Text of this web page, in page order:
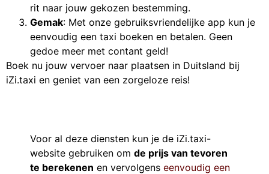
rit naar jouw gekozen bestemming.
Gemak: Met onze gebruiksvriendelijke app kun je
eenvoudig een taxi boeken en betalen. Geen
gedoe meer met contant geld!
Boek nu jouw vervoer naar plaatsen in Duitsland bij
iZi.taxi en geniet van een zorgeloze reis!
Voor al deze diensten kun je de iZi.taxi-
website gebruiken om de prijs van tevoren
te berekenen en vervolgens eenvoudig een